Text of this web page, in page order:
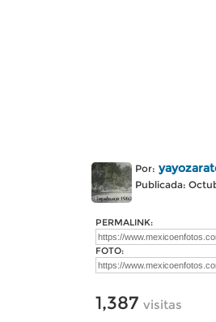
Por:
Publicada:
PERMALINK:
FOTO:
1,387 visitas